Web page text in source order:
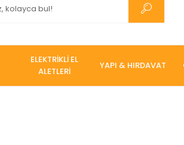
ELEKTRİKLİ EL
ALETLERİ
YAPI & HIRDAVAT